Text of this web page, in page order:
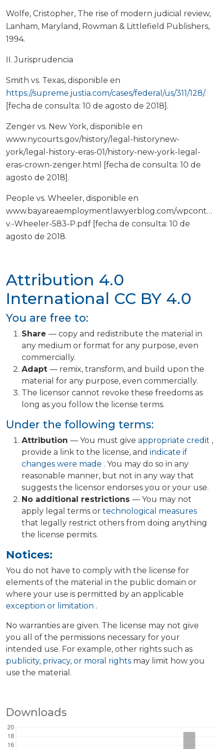
Attribution 4.0
International CC BY 4.0
You are free to:
Share — copy and redistribute the material in
any medium or format for any purpose, even
commercially.
Adapt — remix, transform, and build upon the
material for any purpose, even commercially.
The licensor cannot revoke these freedoms as
long as you follow the license terms.
Under the following terms:
Attribution — You must give appropriate credit ,
provide a link to the license, and indicate if
changes were made . You may do so in any
reasonable manner, but not in any way that
suggests the licensor endorses you or your use.
No additional restrictions — You may not
apply legal terms or technological measures
that legally restrict others from doing anything
the license permits.
Notices:
You do not have to comply with the license for
elements of the material in the public domain or
where your use is permitted by an applicable
exception or limitation .
No warranties are given. The license may not give
you all of the permissions necessary for your
intended use. For example, other rights such as
publicity, privacy, or moral rights may limit how you
use the material.
Downloads
Wolfe, Cristopher, The rise of modern judicial review,
Lanham, Maryland, Rowman & Littlefield Publishers,
1994.
II. Jurisprudencia
Smith vs. Texas, disponible en
https://supreme.justia.com/cases/federal/us/311/128/.
[fecha de consulta: 10 de agosto de 2018].
Zenger vs. New York, disponible en
www.nycourts.gov/history/legal-historynew-
york/legal-history-eras-01/history-new-york-legal-
eras-crown-zenger.html [fecha de consulta: 10 de
agosto de 2018].
People vs. Wheeler, disponible en
www.bayareaemploymentlawyerblog.com/
v.-Wheeler-583-P.pdf [fecha de consulta: 10 de
agosto de 2018.